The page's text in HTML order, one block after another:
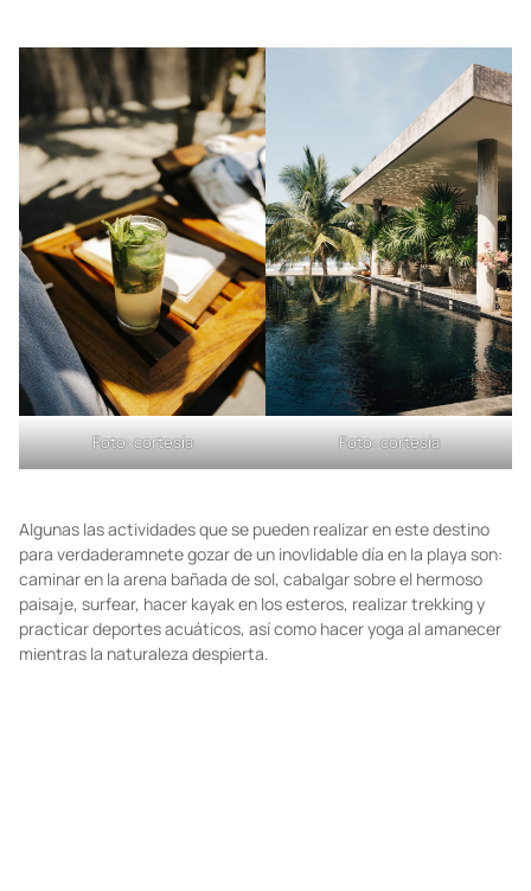
Foto: cortesía Foto: cortesía
Algunas las actividades que se pueden realizar en este destino
para verdaderamnete gozar de un inovlidable día en la playa son:
caminar en la arena bañada de sol, cabalgar sobre el hermoso
paisaje, surfear, hacer kayak en los esteros, realizar trekking y
practicar deportes acuáticos, así como hacer yoga al amanecer
mientras la naturaleza despierta.